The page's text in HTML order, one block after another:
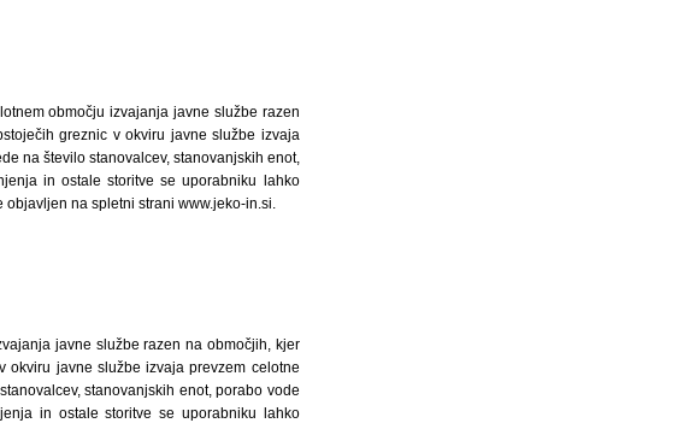
območju izvajanja javne službe razen
greznic v okviru javne službe izvaja
na število stanovalcev, stanovanjskih enot,
in ostale storitve se uporabniku lahko
na spletni strani www.jeko-in.si.
javne službe razen na območjih, kjer
okviru javne službe izvaja prevzem celotne
stanovanjskih enot, porabo vode
in ostale storitve se uporabniku lahko